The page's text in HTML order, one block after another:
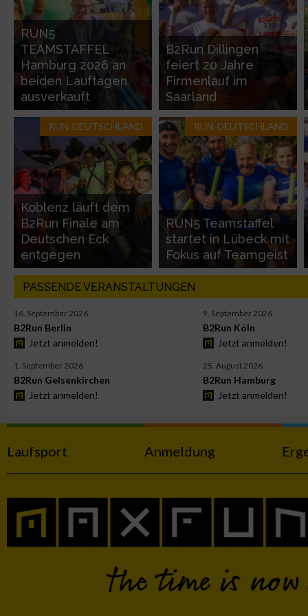
RUN5
TEAMSTAFFEL
Hamburg 2026 an
beiden Lauftagen
ausverkauft
B2Run Dillingen
feiert 20 Jahre
Firmenlauf im
Saarland
RUN-DEUTSCHLAND
Koblenz läuft dem
B2Run Finale am
Deutschen Eck
entgegen
RUN-DEUTSCHLAND
RUN5 Teamstaffel
startet in Lübeck mit
Fokus auf Teamgeist
PASSENDE VERANSTALTUNGEN
16. September 2026
B2Run Berlin
Jetzt anmelden!
9. September 2026
B2Run Köln
Jetzt anmelden!
1. September 2026
B2Run Gelsenkirchen
Jetzt anmelden!
25. August 2026
B2Run Hamburg
Jetzt anmelden!
Laufsport Anmeldung
Entwicklung und Verbesserung der Angebote
Verwendung reduzierter Daten zur Auswahl von Inhalten
IAB-Besonderheiten:
Verwendung genauer Standortdaten
Geräte anhand von aktiv angeforderten Informationen
Nicht-IAB-Verarbeitungszwecke:
Notwendig
Performance
Funktional
Werbung